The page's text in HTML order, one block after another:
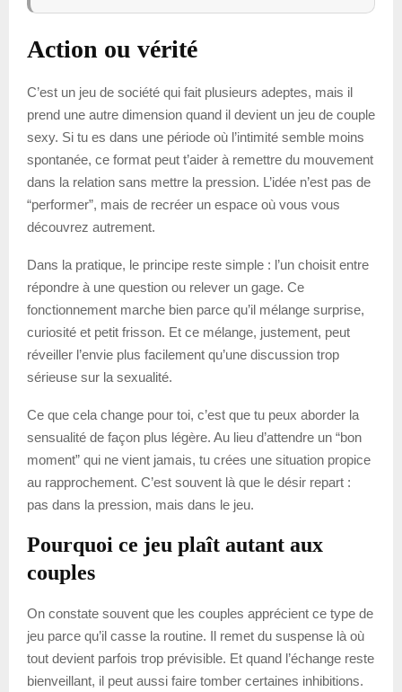
Action ou vérité
C’est un jeu de société qui fait plusieurs adeptes, mais il
prend une autre dimension quand il devient un jeu de couple
sexy. Si tu es dans une période où l’intimité semble moins
spontanée, ce format peut t’aider à remettre du mouvement
dans la relation sans mettre la pression. L’idée n’est pas de
“performer”, mais de recréer un espace où vous vous
découvrez autrement.
Dans la pratique, le principe reste simple : l’un choisit entre
répondre à une question ou relever un gage. Ce
fonctionnement marche bien parce qu’il mélange surprise,
curiosité et petit frisson. Et ce mélange, justement, peut
réveiller l’envie plus facilement qu’une discussion trop
sérieuse sur la sexualité.
Ce que cela change pour toi, c’est que tu peux aborder la
sensualité de façon plus légère. Au lieu d’attendre un “bon
moment” qui ne vient jamais, tu crées une situation propice
au rapprochement. C’est souvent là que le désir repart :
pas dans la pression, mais dans le jeu.
Pourquoi ce jeu plaît autant aux
couples
On constate souvent que les couples apprécient ce type de
jeu parce qu’il casse la routine. Il remet du suspense là où
tout devient parfois trop prévisible. Et quand l’échange reste
bienveillant, il peut aussi faire tomber certaines inhibitions.